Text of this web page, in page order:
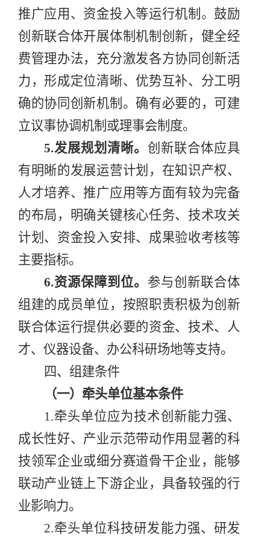
推广应用、资金投入等运行机制。鼓励
创新联合体开展体制机制创新，健全经
费管理办法，充分激发各方协同创新活
力，形成定位清晰、优势互补、分工明
确的协同创新机制。确有必要的，可建
立议事协调机制或理事会制度。
5.发展规划清晰。 创新联合体应具
有明晰的发展运营计划，在知识产权、
人才培养、推广应用等方面有较为完备
的布局，明确关键核心任务、技术攻关
计划、资金投入安排、成果验收考核等
主要指标。
6.资源保障到位。 参与创新联合体
组建的成员单位，按照职责积极为创新
联合体运行提供必要的资金、技术、人
才、仪器设备、办公科研场地等支持。
四、组建条件
（一）牵头单位基本条件
1.牵头单位应为技术创新能力强、
成长性好、 产业示范带动作用显著的科
技领军企业或细分赛道骨干企业，能够
联动产业链上下游企业，具备较强的行
业影响力。
2.牵头单位科技研发能力强、 研发